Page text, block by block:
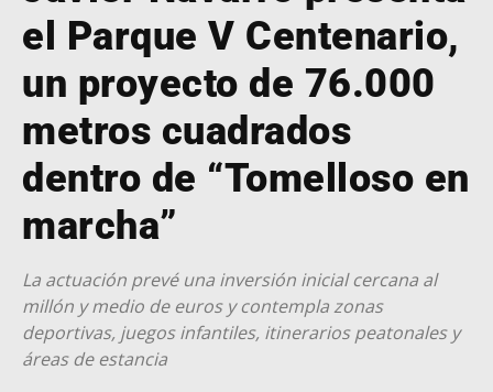
el Parque V Centenario,
un proyecto de 76.000
metros cuadrados
dentro de “Tomelloso en
marcha”
La actuación prevé una inversión inicial cercana al
millón y medio de euros y contempla zonas
deportivas, juegos infantiles, itinerarios peatonales y
áreas de estancia